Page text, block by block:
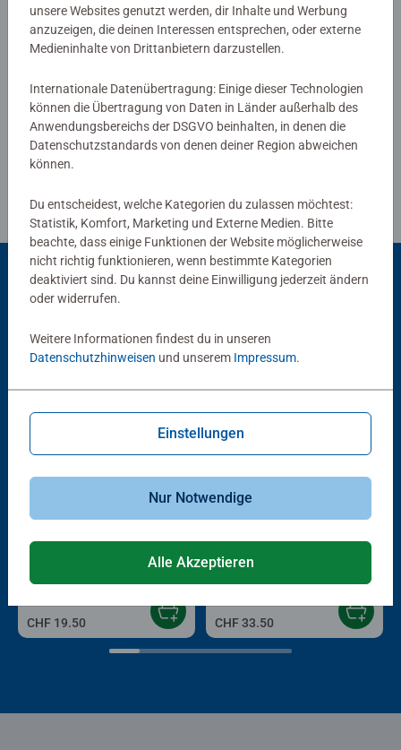
Verfasse eine Bewertung
Richtlinien für Bewertungen
Andere Kunden mögen auch
Gemütlicher Gartenschuppen
CHF 19.50
Griechische Insel
CHF 33.50
unsere Websites genutzt werden, dir Inhalte und Werbung
anzuzeigen, die deinen Interessen entsprechen, oder externe
Medieninhalte von Drittanbietern darzustellen.
Internationale Datenübertragung: Einige dieser Technologien
können die Übertragung von Daten in Länder außerhalb des
Anwendungsbereichs der DSGVO beinhalten, in denen die
Datenschutzstandards von denen deiner Region abweichen
können.
Du entscheidest, welche Kategorien du zulassen möchtest:
Statistik, Komfort, Marketing und Externe Medien. Bitte
beachte, dass einige Funktionen der Website möglicherweise
nicht richtig funktionieren, wenn bestimmte Kategorien
deaktiviert sind. Du kannst deine Einwilligung jederzeit ändern
oder widerrufen.
Weitere Informationen findest du in unseren
Datenschutzhinweisen und unserem Impressum.
Einstellungen
Nur Notwendige
Alle Akzeptieren